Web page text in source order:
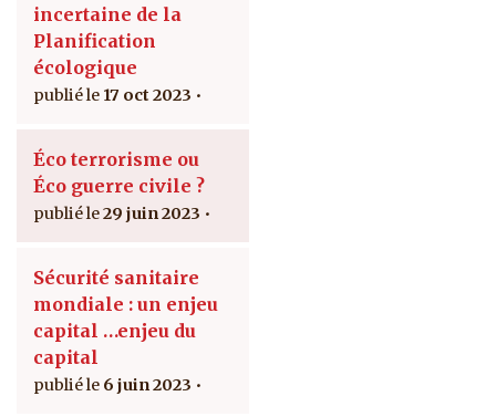
incertaine de la
Planification
écologique
17 oct 2023
Éco terrorisme ou
Éco guerre civile ?
29 juin 2023
Sécurité sanitaire
mondiale : un enjeu
capital …enjeu du
capital
6 juin 2023